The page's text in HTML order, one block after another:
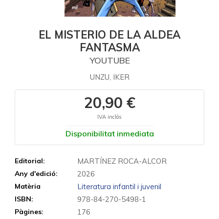
EL MISTERIO DE LA ALDEA
FANTASMA
YOUTUBE
UNZU, IKER
20,90 €
IVA inclós
Disponibilitat inmediata
Editorial: MARTÍNEZ ROCA-ALCOR
Any d'edició: 2026
Matèria Literatura infantil i juvenil
ISBN: 978-84-270-5498-1
Pàgines: 176